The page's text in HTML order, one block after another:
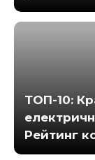
ТОП-10:
Рейтинг